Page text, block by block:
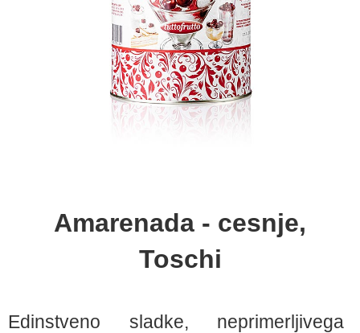
Amarenada - cesnje,
Toschi
Edinstveno sladke, neprimerljivega